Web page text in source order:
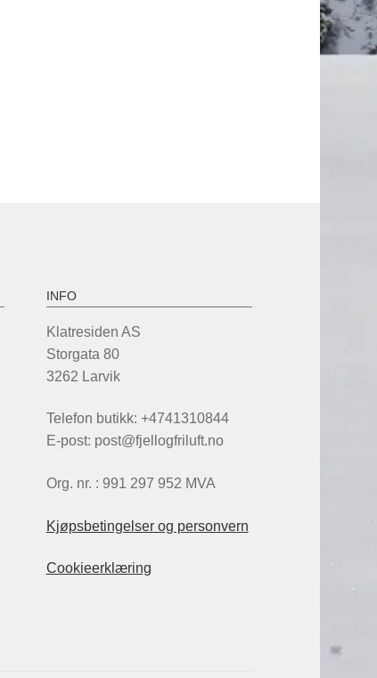
INFO
Klatresiden AS
Storgata 80
3262 Larvik
Telefon butikk: +4741310844
E-post: post@fjellogfriluft.no
Org. nr. : 991 297 952 MVA
Kjøpsbetingelser og personvern
Cookieerklæring